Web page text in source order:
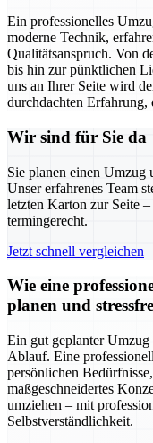
Ein professionelles
moderne Technik,
Qualitätsanspruch. Von
bis hin zur pünktlichen
uns an Ihrer Seite wird
durchdachten Erfahrung,
Wir sind für Sie da
Sie planen einen Umzug
Unser erfahrenes Team
letzten Karton zur Seite
termingerecht.
Jetzt schnell vergleichen
Wie eine
planen und
Ein gut geplanter
Ablauf. Eine
persönlichen
maßgeschneidertes
umziehen – mit
Selbstverständlichkeit.